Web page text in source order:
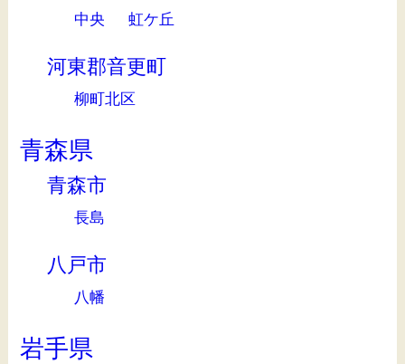
中央 虹ケ丘
河東郡音更町
柳町北区
青森県
青森市
長島
八戸市
八幡
岩手県